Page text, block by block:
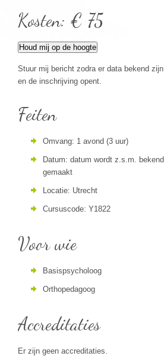
Kosten: € 75
Houd mij op de hoogte
Stuur mij bericht zodra er data bekend zijn
en de inschrijving opent.
Feiten
Omvang: 1 avond (3 uur)
Datum: datum wordt z.s.m. bekend
gemaakt
Locatie: Utrecht
Cursuscode: Y1822
Voor wie
Basispsycholoog
Orthopedagoog
Accreditaties
Er zijn geen accreditaties.